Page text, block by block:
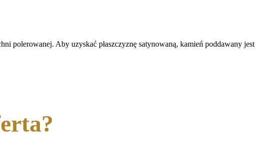
polerowanej. Aby uzyskać płaszczyznę satynowaną, kamień poddawany jest